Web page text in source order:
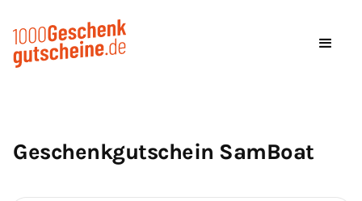
Geschenkgutschein SamBoat